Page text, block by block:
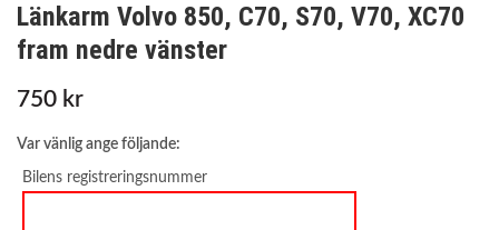
Länkarm Volvo 850, C70, S70, V70, XC70
fram nedre vänster
750 kr
Var vänlig ange följande:
Bilens registreringsnummer